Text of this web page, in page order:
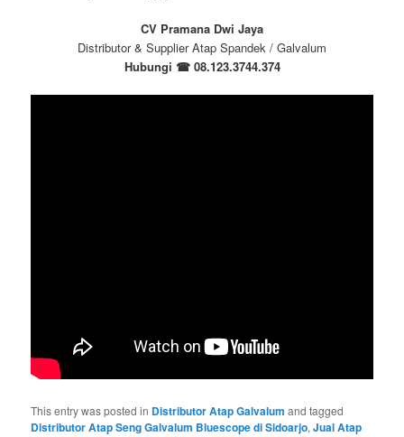
CV Pramana Dwi Jaya
Distributor & Supplier Atap Spandek / Galvalum
Hubungi ☎ 08.123.3744.374
This entry was posted in Distributor Atap Galvalum and tagged
Distributor Atap Seng Galvalum Bluescope di Sidoarjo,Jual Atap